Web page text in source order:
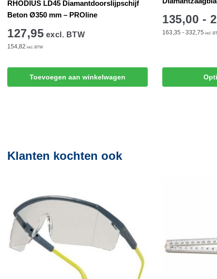
RHODIUS LD45 Diamantdoorslijpschijf
Beton Ø350 mm – PROline
127,95 excl. BTW
154,82 incl. BTW
Toevoegen aan winkelwagen
135,00 -
163,35 - 332,75 incl.
product
Klanten kochten ook